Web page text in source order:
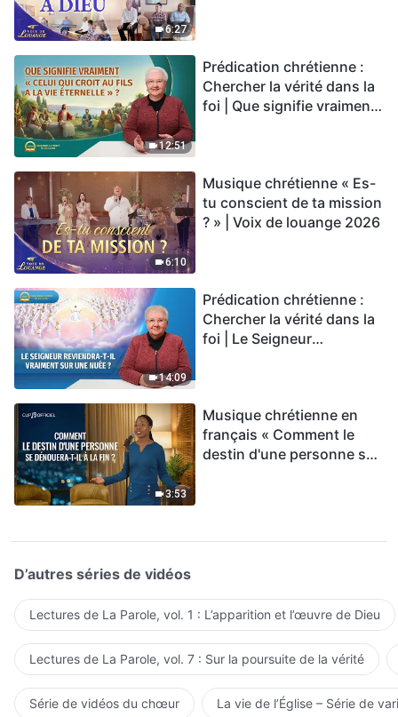
6:27
12:51
Prédication chrétienne :
Chercher la vérité dans la
foi | Que signifie vraiment
6:10
Musique chrétienne « Es-
tu conscient de ta mission
? » | Voix de louange 2026
14:09
Prédication chrétienne :
Chercher la vérité dans la
foi | Le Seigneur
3:53
Musique chrétienne en
français « Comment le
destin d'une personne se
D’autres séries de vidéos
Lectures de La Parole, vol. 1 : L’apparition et l’œuvre de Dieu
Lectures de La Parole, vol. 7 : Sur la poursuite de la vérité
Série de vidéos du chœur La vie de l’Église – Série de